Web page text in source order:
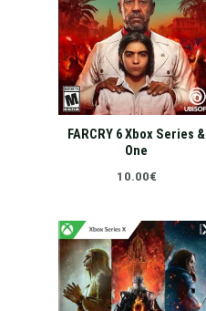
FARCRY 6 Xbox Series &
One
10.00€